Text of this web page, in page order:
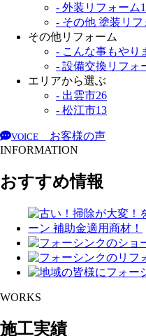
- 外装リフォーム
- その他 塗装リフ
その他リフォーム
- こんな事もやり
- 設備交換リフォ
エリアから選ぶ
- 出雲市26
- 松江市13
VOICE
お客様の声
INFORMATION
おすすめ情報
WORKS
施工実績